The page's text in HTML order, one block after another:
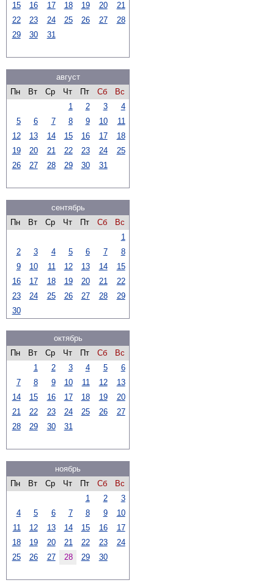
15
16 17 18 19 20
21
22
23 24 25 26 27
28
29
30 31
август
Пн
Вт Ср Чт Пт Сб
Вс
1
2 3
4
5
6 7 8 9 10
11
12
13 14 15 16 17
18
19
20 21 22 23 24
25
26
27 28 29 30 31
сентябрь
Пн
Вт Ср Чт Пт Сб
Вс
1
2
3 4 5 6 7
8
9
10 11 12 13 14
15
16
17 18 19 20 21
22
23
24 25 26 27 28
29
30
октябрь
Пн
Вт Ср Чт Пт Сб
Вс
1
2 3 4 5
6
7
8 9 10 11 12
13
14
15 16 17 18 19
20
21
22 23 24 25 26
27
28
29 30 31
ноябрь
Пн
Вт Ср Чт Пт Сб
Вс
1
2
3
4
5 6 7 8 9
10
11
12 13 14 15 16
17
18
19 20 21 22 23
24
25
26 27 28 29 30